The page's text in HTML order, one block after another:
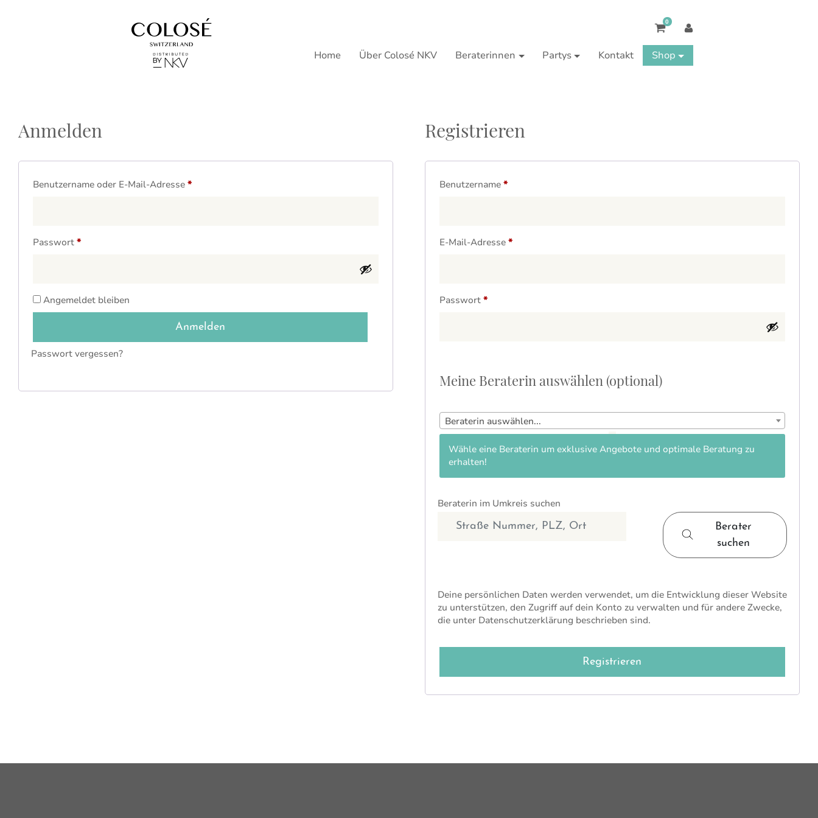
0
Home Über Colosé NKV Beraterinnen Partys Kontakt Shop
Anmelden
Benutzername oder E-Mail-Adresse *Erforderlich
Passwort *Erforderlich
Angemeldet bleiben
Anmelden
Passwort vergessen?
Registrieren
Benutzername *Erforderlich
E-Mail-Adresse *Erforderlich
Passwort *Erforderlich
Meine Beraterin auswählen (optional)
Beraterin auswählen...
Wähle eine Beraterin um exklusive Angebote und optimale Beratung zu
erhalten!
Beraterin im Umkreis suchen
Berater
suchen
Deine persönlichen Daten werden verwendet, um die Entwicklung dieser Website
zu unterstützen, den Zugriff auf dein Konto zu verwalten und für andere Zwecke,
die unter Datenschutzerklärung beschrieben sind.
Registrieren